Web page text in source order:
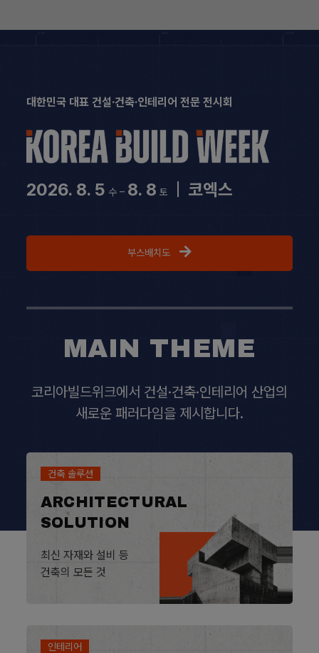
대한민국 대표 건설·건축·인테리어 전문 전시회
2026. 8. 5 수 – 8. 8 토 코엑스
부스배치도
MAIN THEME
코리아빌드위크에서 건설·건축·인테리어 산업의
새로운 패러다임을 제시합니다.
건축 솔루션
ARCHITECTURAL
SOLUTION
최신 자재와 설비 등
건축의 모든 것
인테리어